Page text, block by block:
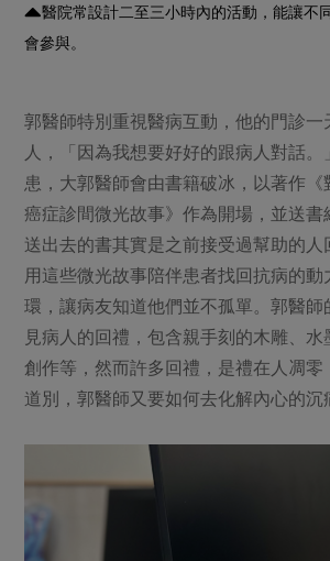
醫院常設計二至三小時內的活動，能讓不
會參與。
郭醫師特別重視醫病互動，他的門診一
人，「因為我想要好好的跟病人對話
患，大郭醫師會由書籍破冰，以著作
癌症診間微光故事》作為開場，並送書
送出去的書其實是之前接受過幫助的人
用這些微光故事陪伴患者找回抗病的動
環，讓病友知道他們並不孤單。郭醫師
見病人的回禮，包含親手刻的木雕、
創作等，然而許多回禮，是禮在人凋零
道別，郭醫師又要如何去化解內心的沉